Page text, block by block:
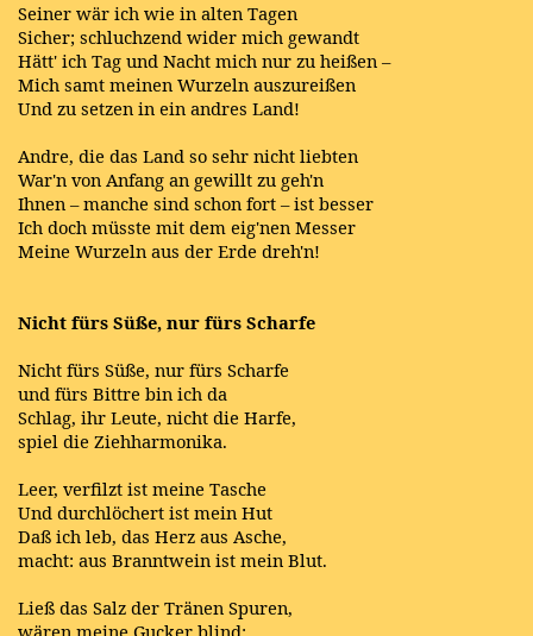
Seiner wär ich wie in alten Tagen
Sicher; schluchzend wider mich gewandt
Hätt' ich Tag und Nacht mich nur zu heißen –
Mich samt meinen Wurzeln auszureißen
Und zu setzen in ein andres Land!
Andre, die das Land so sehr nicht liebten
War'n von Anfang an gewillt zu geh'n
Ihnen – manche sind schon fort – ist besser
Ich doch müsste mit dem eig'nen Messer
Meine Wurzeln aus der Erde dreh'n!
Nicht fürs Süße, nur fürs Scharfe
Nicht fürs Süße, nur fürs Scharfe
und fürs Bittre bin ich da
Schlag, ihr Leute, nicht die Harfe,
spiel die Ziehharmonika.
Leer, verfilzt ist meine Tasche
Und durchlöchert ist mein Hut
Daß ich leb, das Herz aus Asche,
macht: aus Branntwein ist mein Blut.
Ließ das Salz der Tränen Spuren,
wären meine Gucker blind;